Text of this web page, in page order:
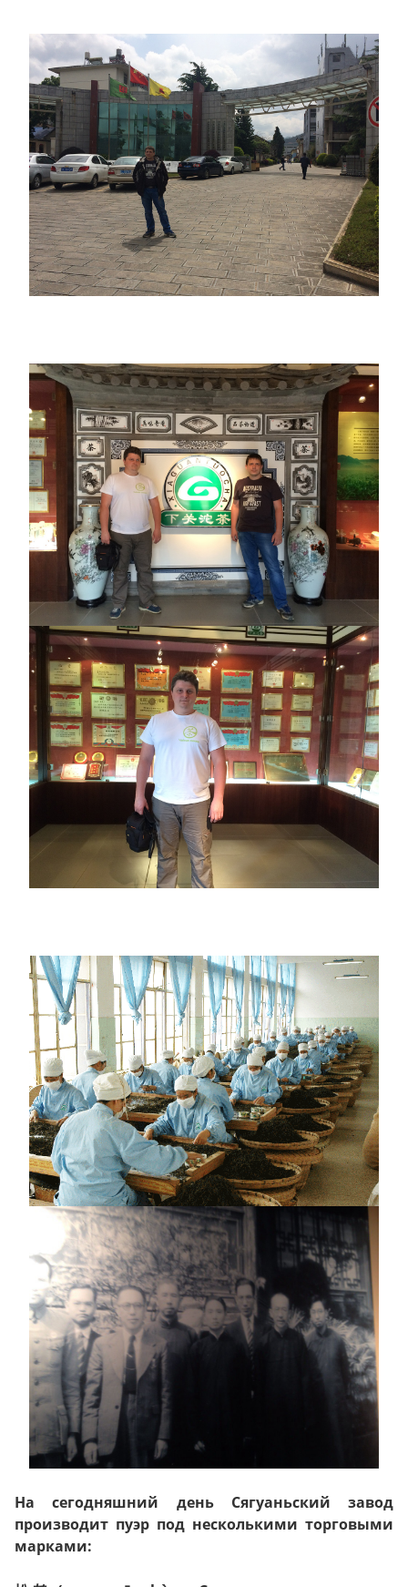
На сегодняшний день Сягуаньский завод
производит пуэр под несколькими торговыми
марками: